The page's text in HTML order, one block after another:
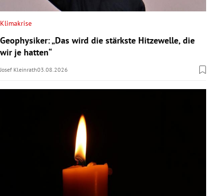
Klimakrise
Geophysiker: „Das wird die stärkste Hitzewelle, die
wir je hatten“
Josef Kleinrath03.08.2026